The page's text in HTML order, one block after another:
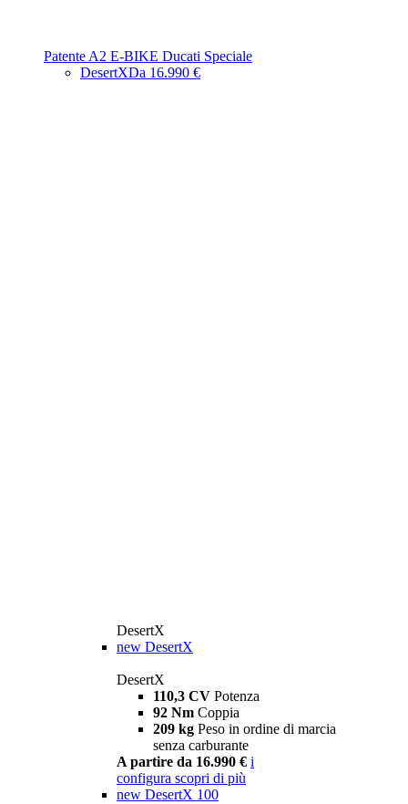
Patente A2 E-BIKE Ducati Speciale
DesertXDa 16.990 €
DesertX
new DesertX
DesertX
110,3 CV Potenza
92 Nm Coppia
209 kg Peso in ordine di marcia
senza carburante
A partire da 16.990 € i
configura scopri di più
new DesertX 100